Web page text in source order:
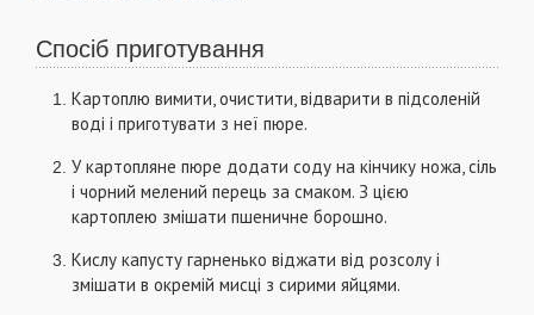
Спосіб приготування
Картоплю вимити, очистити, відварити в підсоленій
воді і приготувати з неї пюре.
У картопляне пюре додати соду на кінчику ножа, сіль
і чорний мелений перець за смаком. З цією
картоплею змішати пшеничне борошно.
Кислу капусту гарненько віджати від розсолу і
змішати в окремій мисці з сирими яйцями.